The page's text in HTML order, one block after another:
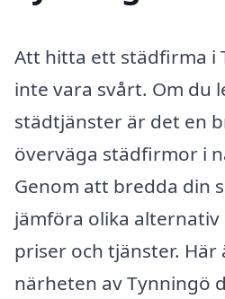
Att hitta ett städfirma i
inte vara svårt. Om du
städtjänster är det en
överväga städfirmor i
Genom att bredda din
jämföra olika
priser och tjänster.
närheten av Tynningö